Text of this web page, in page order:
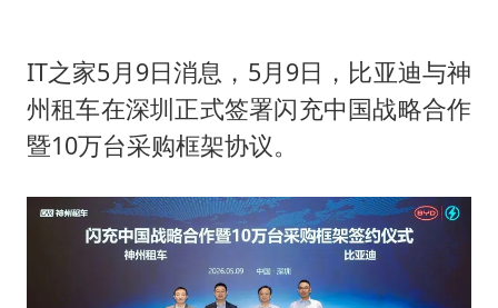
台当局重金为“台独”织“皇帝新衣”
几元成本的AI广告导致千万市值蒸发
老挝国会主席赛宋蓬逝世
夏日经济乘“热”而上 消费市场向“新”而行
白海豚将正面袭击贯穿浙江
酒店回应车内过夜被收150元
IT之家5月9日消息，5月9日，比亚迪与神
州租车在深圳正式签署闪充中国战略合作
暨10万台采购框架协议。